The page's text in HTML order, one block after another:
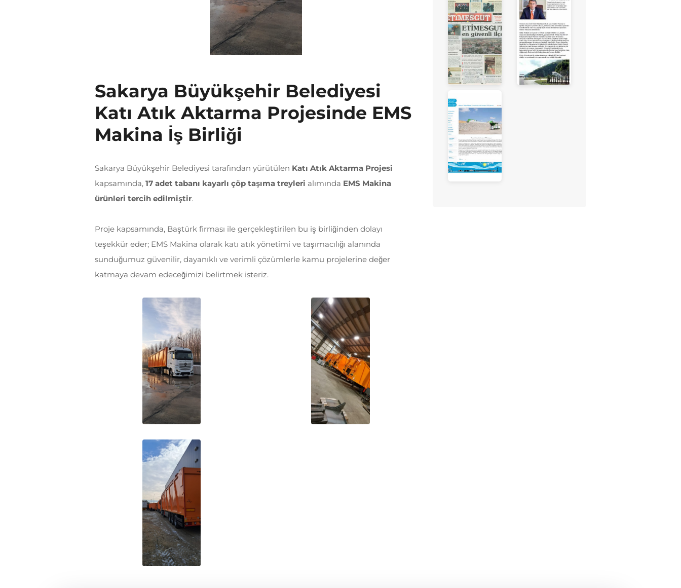
Sakarya Büyükşehir Belediyesi
Katı Atık Aktarma Projesinde EMS
Makina İş Birliği
Sakarya Büyükşehir Belediyesi tarafından yürütülen Katı Atık Aktarma Projesi
kapsamında, 17 adet tabanı kayarlı çöp taşıma treyleri alımında EMS Makina
ürünleri tercih edilmiştir.
Proje kapsamında, Baştürk firması ile gerçekleştirilen bu iş birliğinden dolayı
teşekkür eder; EMS Makina olarak katı atık yönetimi ve taşımacılığı alanında
sunduğumuz güvenilir, dayanıklı ve verimli çözümlerle kamu projelerine değer
katmaya devam edeceğimizi belirtmek isteriz.